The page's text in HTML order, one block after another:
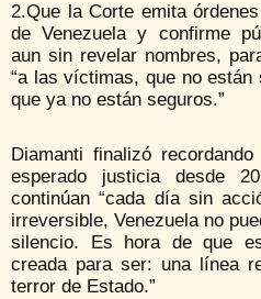
​2.​Que la Corte emita
de Venezuela y confirme
aun sin revelar nombres,
“a las víctimas, que no
que ya no están seguros.”
Diamanti finalizó
esperado justicia desde
continúan “cada día sin
irreversible, Venezuela no
silencio. Es hora de que
creada para ser: una línea
terror de Estado.”